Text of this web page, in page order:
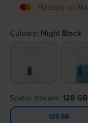
Plătește cu
Culoare: Night Black
Spatiu stocare: 128 GB
128 GB